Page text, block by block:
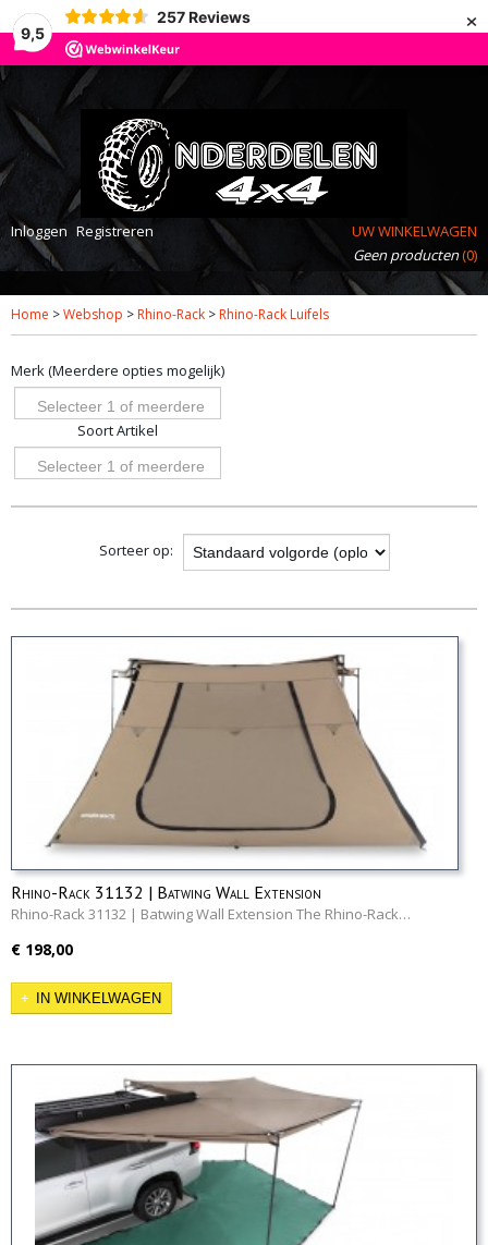
9,5
257 Reviews ×
Inloggen Registreren
UW WINKELWAGEN
Geen producten(0)
Home >Webshop > Rhino-Rack > Rhino-Rack Luifels
Merk (Meerdere opties mogelijk)
Selecteer 1 of meerdere
opties
Soort Artikel
Selecteer 1 of meerdere
Sorteer op:
Rhino-Rack 31132 | Batwing Wall Extension
Rhino-Rack 31132 | Batwing Wall Extension The Rhino-Rack…
€ 198,00
IN WINKELWAGEN